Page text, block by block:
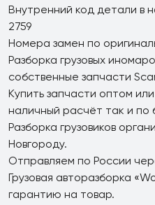
Внутренний код детали в
2759
Номера замен по
Разборка грузовых
собственные запчасти
Купить запчасти оптом
наличный расчёт так и по
Разборка грузовиков
Новгороду.
Отправляем по России
Грузовая авторазборка
гарантию на товар.